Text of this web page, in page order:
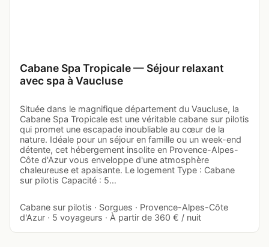
Cabane Spa Tropicale — Séjour relaxant
avec spa à Vaucluse
Située dans le magnifique département du Vaucluse, la
Cabane Spa Tropicale est une véritable cabane sur pilotis
qui promet une escapade inoubliable au cœur de la
nature. Idéale pour un séjour en famille ou un week-end
détente, cet hébergement insolite en Provence-Alpes-
Côte d'Azur vous enveloppe d'une atmosphère
chaleureuse et apaisante. Le logement Type : Cabane
sur pilotis Capacité : 5…
Cabane sur pilotis · Sorgues · Provence-Alpes-Côte
d'Azur · 5 voyageurs · À partir de 360 € / nuit